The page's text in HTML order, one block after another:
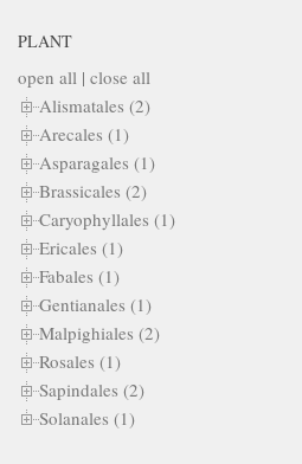
PLANT
open all | close all
Alismatales (2)
Arecales (1)
Asparagales (1)
Brassicales (2)
Caryophyllales (1)
Ericales (1)
Fabales (1)
Gentianales (1)
Malpighiales (2)
Rosales (1)
Sapindales (2)
Solanales (1)